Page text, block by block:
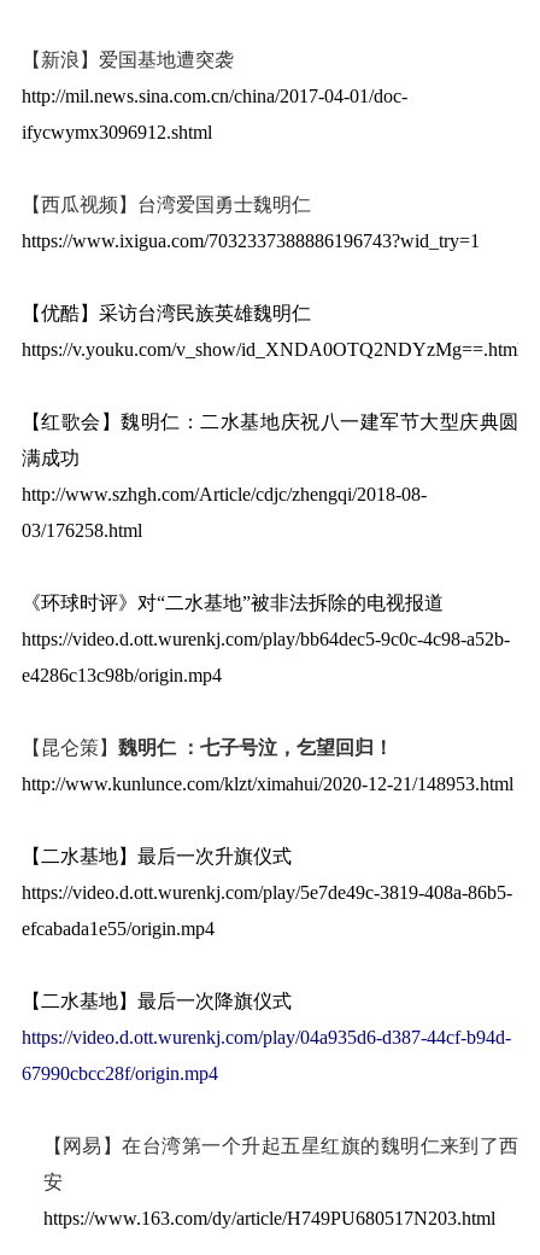
【新浪】 爱国基地遭突袭
http://mil.news.sina.com.cn/china/2017-04-01/doc-
ifycwymx3096912.shtml
【西瓜视频】台湾爱国勇士魏明仁
https://www.ixigua.com/7032337388886196743?wid_try=1
【优酷】采访台湾民族英雄魏明仁
https://v.youku.com/v_show/id_XNDA0OTQ2NDYzMg==.html
【红歌会】魏明仁：二水基地庆祝八一建军节大型庆典圆
满成功
http://www.szhgh.com/Article/cdjc/zhengqi/2018-08-
03/176258.html
《环球时评》对“二水基地”被非法拆除的电视报道
https://video.d.ott.wurenkj.com/play/bb64dec5-9c0c-4c98-a52b-
e4286c13c98b/origin.mp4
【昆仑策】 魏明仁 ：七子号泣，乞望回归！
http://www.kunlunce.com/klzt/ximahui/2020-12-21/148953.html
【二水基地】最后一次升旗仪式
https://video.d.ott.wurenkj.com/play/5e7de49c-3819-408a-86b5-
efcabada1e55/origin.mp4
【二水基地】最后一次降旗仪式
https://video.d.ott.wurenkj.com/play/04a935d6-d387-44cf-b94d-
67990cbcc28f/origin.mp4
【网易】在台湾第一个升起五星红旗的魏明仁来到了西
安
https://www.163.com/dy/article/H749PU680517N203.html